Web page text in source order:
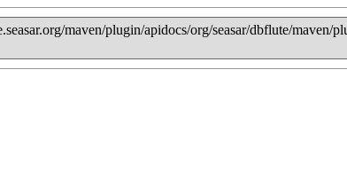
maven/plugin/apidocs/org/seasar/dbflute/